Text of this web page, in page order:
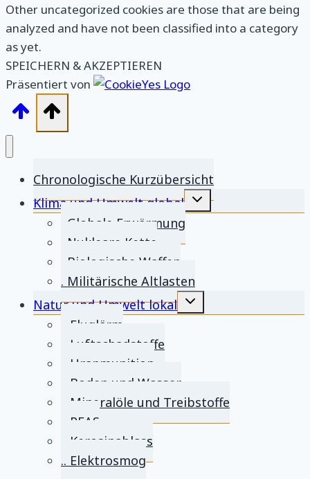
Other uncategorized cookies are those that are being
analyzed and have not been classified into a category
as yet.
SPEICHERN & AKZEPTIEREN
Präsentiert von
Chronologische Kurzübersicht
Klima und Umwelt global
Untermenü
umschalten
. Globale Erwärmung
. Nukleare Kette
. Biologische Waffen
. Militärische Altlasten
Natur und Umwelt lokal
Untermenü
umschalten
.. Fluglärm
.. Luftschadstoffe
.. Uranmunition
.. Boden und Wasser
.. Mineralöle und Treibstoffe
.. PFAS
.. Kerosinablass
.. Elektrosmog